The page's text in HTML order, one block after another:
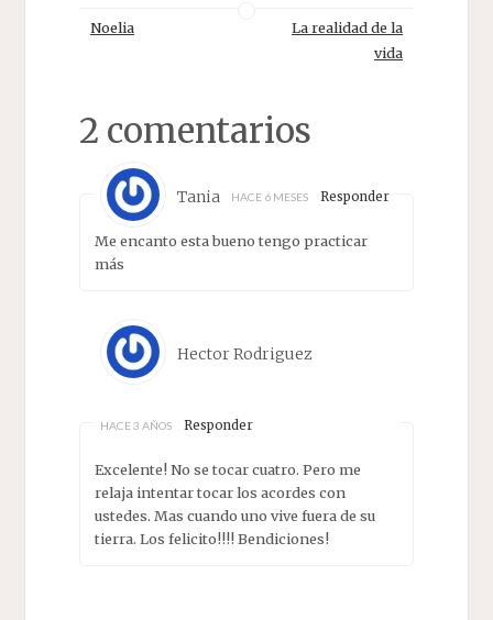
Noelia
La realidad de la
vida
2 comentarios
Tania HACE 6 MESES Responder
Me encanto esta bueno tengo practicar
más
Hector Rodriguez
HACE 3 AÑOS Responder
Excelente! No se tocar cuatro. Pero me
relaja intentar tocar los acordes con
ustedes. Mas cuando uno vive fuera de su
tierra. Los felicito!!!! Bendiciones!